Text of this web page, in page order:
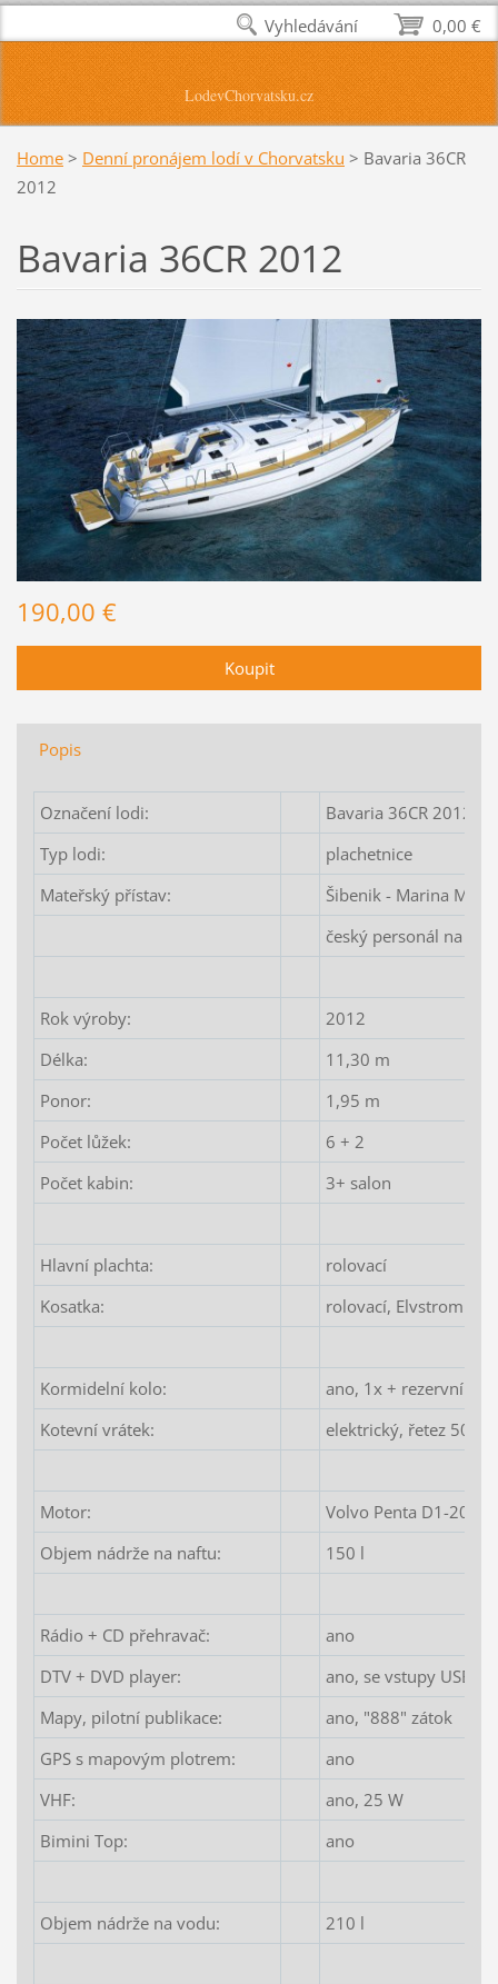
LodevChorvatsku.cz
Home > Denní pronájem lodí v Chorvatsku > Bavaria 36CR
2012
Bavaria 36CR 2012
190,00 €
Popis
Označení lodi:
Bavaria 36CR 2012
Typ lodi:
plachetnice
Mateřský přístav:
Šibenik - Marina
český personál na
Rok výroby:
2012
Délka:
11,30 m
Ponor:
1,95 m
Počet lůžek:
6 + 2
Počet kabin:
3+ salon
Hlavní plachta:
rolovací
Kosatka:
rolovací, Elvstrom
Kormidelní kolo:
ano, 1x + rezervní
Kotevní vrátek:
elektrický, řetez 50 m
Motor:
Volvo Penta D1-20
Objem nádrže na naftu:
150 l
Rádio + CD přehravač:
ano
DTV + DVD player:
ano, se vstupy USB a
Mapy, pilotní publikace:
ano, "888" zátok
GPS s mapovým plotrem:
ano
VHF:
ano, 25 W
Bimini Top:
ano
Objem nádrže na vodu: 210 l
0,00 €
Vyhledávání